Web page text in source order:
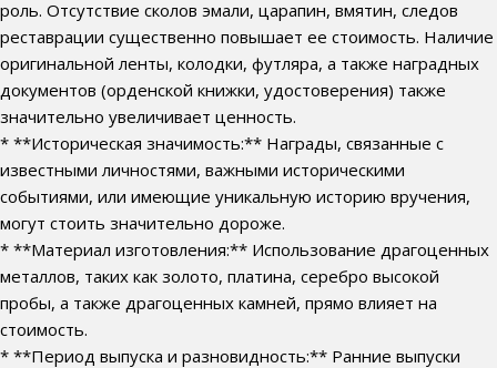
роль. Отсутствие сколов эмали, царапин, вмятин, следов
реставрации существенно повышает ее стоимость. Наличие
оригинальной ленты, колодки, футляра, а также наградных
документов (орденской книжки, удостоверения) также
значительно увеличивает ценность.
* **Историческая значимость:** Награды, связанные с
известными личностями, важными историческими
событиями, или имеющие уникальную историю вручения,
могут стоить значительно дороже.
* **Материал изготовления:** Использование драгоценных
металлов, таких как золото, платина, серебро высокой
пробы, а также драгоценных камней, прямо влияет на
стоимость.
* **Период выпуска и разновидность:** Ранние выпуски